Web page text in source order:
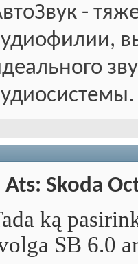
-
Ats: Skoda
ką
SB 6.0